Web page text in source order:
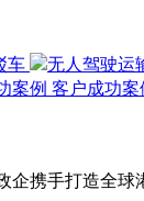
车 无人驾驶运
案例 客户成功案
企携手打造全球